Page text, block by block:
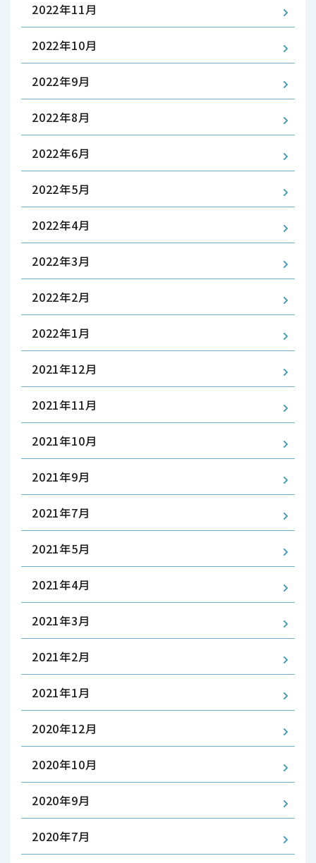
2022年11月
2022年10月
2022年9月
2022年8月
2022年6月
2022年5月
2022年4月
2022年3月
2022年2月
2022年1月
2021年12月
2021年11月
2021年10月
2021年9月
2021年7月
2021年5月
2021年4月
2021年3月
2021年2月
2021年1月
2020年12月
2020年10月
2020年9月
2020年7月